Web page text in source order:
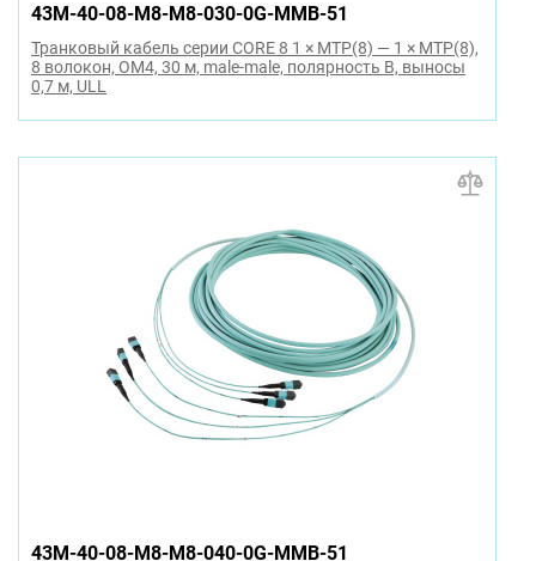
43M-40-08-M8-M8-030-0G-MMB-51
Транковый кабель серии CORE 8 1 × MTP(8) — 1 × MTP(8),
8 волокон, OM4, 30 м, male-male, полярность B, выносы
0,7 м, ULL
43M-40-08-M8-M8-040-0G-MMB-51